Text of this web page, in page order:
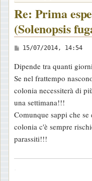
Re: Prima
(Solenopsis
M
s
s
a
g
g
i
o
15/07/2014, 14:54
Dipende tra quanti
Se nel frattempo
colonia necessiterà di
una settimana!!!
Comunque sappi che
colonia c'è sempre
parassiti!!!